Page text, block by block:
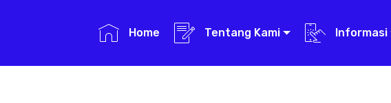
Home Tentang Kami Informasi